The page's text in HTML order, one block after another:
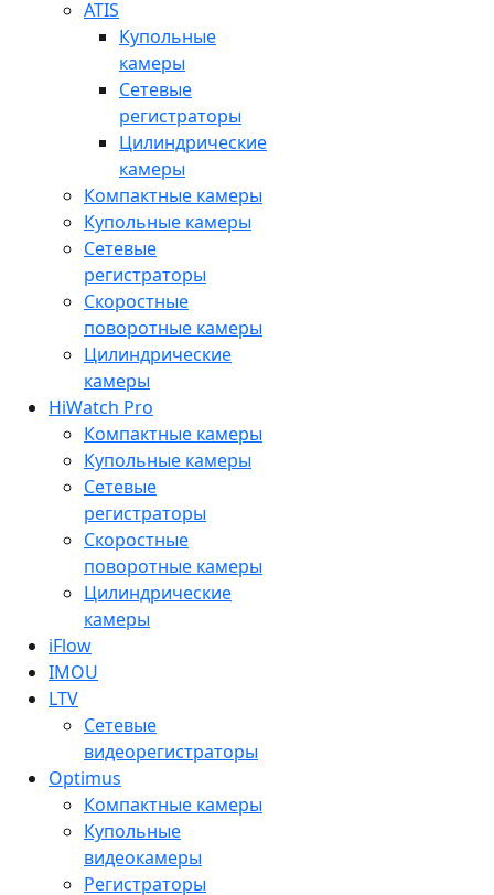
ATIS
Купольные
камеры
Сетевые
регистраторы
Цилиндрические
камеры
Компактные камеры
Купольные камеры
Сетевые
регистраторы
Скоростные
поворотные камеры
Цилиндрические
камеры
HiWatch Pro
Компактные камеры
Купольные камеры
Сетевые
регистраторы
Скоростные
поворотные камеры
Цилиндрические
камеры
iFlow
IMOU
LTV
Сетевые
видеорегистраторы
Optimus
Компактные камеры
Купольные
видеокамеры
Регистраторы